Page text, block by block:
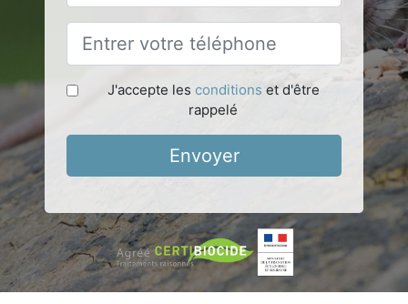
J'accepte les conditions et d'être
rappelé
Envoyer